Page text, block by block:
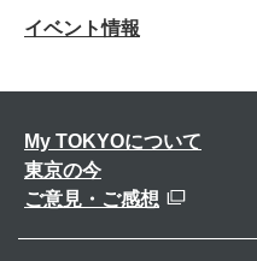
イベント情報
My TOKYOについて
東京の今
ご意見・ご感想